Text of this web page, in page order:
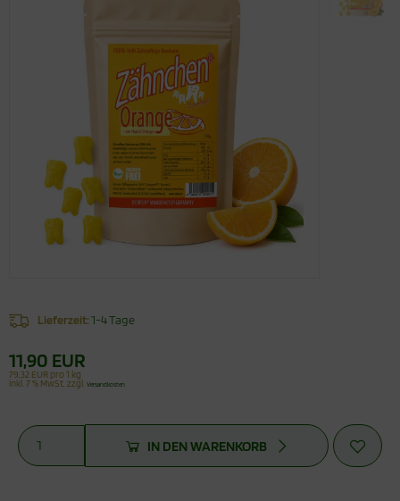
Lieferzeit:1-4 Tage
11,90 EUR
79,32 EUR pro 1 kg
inkl. 7 % MwSt. zzgl. Versandkosten
IN DEN WARENKORB